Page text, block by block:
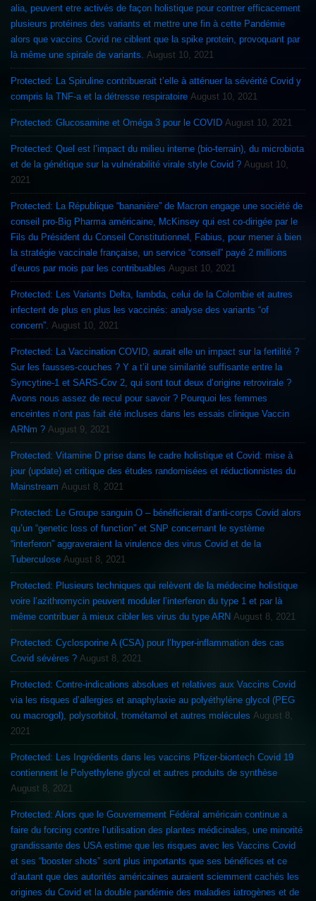
alia, peuvent etre activés de façon holistique pour contrer efficacement
plusieurs protéines des variants et mettre une fin à cette Pandémie
alors que vaccins Covid ne ciblent que la spike protein, provoquant par
là même une spirale de variants.
August 10, 2021
Protected: La Spiruline contribuerait t’elle à atténuer la sévérité Covid y
compris la TNF-a et la détresse respiratoire August 10, 2021
Protected: Glucosamine et Oméga 3 pour le COVID August 10, 2021
Protected: Quel est l’impact du milieu interne (bio-terrain), du microbiota
et de la génétique sur la vulnérabilité virale style Covid ? August 10,
2021
Protected: La République “bananière” de Macron engage une société de
conseil pro-Big Pharma américaine, McKinsey qui est co-dirigée par le
Fils du Président du Conseil Constitutionnel, Fabius, pour mener à bien
la stratégie vaccinale française, un service “conseil” payé 2 millions
d’euros par mois par les contribuables August 10, 2021
Protected: Les Variants Delta, lambda, celui de la Colombie et autres
infectent de plus en plus les vaccinés: analyse des variants “of
concern”. August 10, 2021
Protected: La Vaccination COVID, aurait elle un impact sur la fertilité ?
Sur les fausses-couches ? Y a t’il une similarité suffisante entre la
Syncytine-1 et SARS-Cov 2, qui sont tout deux d’origine retrovirale ?
Avons nous assez de recul pour savoir ? Pourquoi les femmes
enceintes n’ont pas fait été incluses dans les essais clinique Vaccin
ARNm ? August 9, 2021
Protected: Vitamine D prise dans le cadre holistique et Covid: mise à
jour (update) et critique des études randomisées et réductionnistes du
Mainstream August 8, 2021
Protected: Le Groupe sanguin O – bénéficierait d’anti-corps Covid alors
qu’un “genetic loss of function” et SNP concernant le système
“interferon” aggraveraient la virulence des virus Covid et de la
Tuberculose August 8, 2021
Protected: Plusieurs techniques qui relèvent de la médecine holistique
voire l’azithromycin peuvent moduler l’interferon du type 1 et par là
même contribuer à mieux cibler les virus du type ARN August 8, 2021
Protected: Cyclosporine A (CSA) pour l’hyper-inflammation des cas
Covid sévères ? August 8, 2021
Protected: Contre-indications absolues et relatives aux Vaccins Covid
via les risques d’allergies et anaphylaxie au polyéthylène glycol (PEG
ou macrogol), polysorbitol, trométamol et autres molécules August 8,
2021
Protected: Les Ingrédients dans les vaccins Pfizer-biontech Covid 19
contiennent le Polyethylene glycol et autres produits de synthèse
August 8, 2021
Protected: Alors que le Gouvernement Fédéral américain continue a
faire du forcing contre l’utilisation des plantes médicinales, une minorité
grandissante des USA estime que les risques avec les Vaccins Covid
et ses “booster shots” sont plus importants que ses bénéfices et ce
d’autant que des autorités américaines auraient sciemment cachés les
origines du Covid et la double pandémie des maladies iatrogènes et de